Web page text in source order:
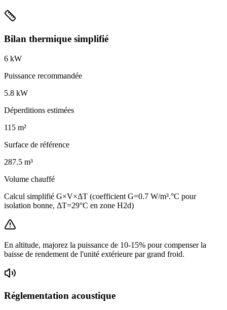
Bilan thermique simplifié
6 kW
Puissance recommandée
5.8 kW
Déperditions estimées
115 m²
Surface de référence
287.5 m³
Volume chauffé
Calcul simplifié G×V×ΔT (coefficient G=0.7 W/m³.°C pour
isolation bonne, ΔT=29°C en zone H2d)
En altitude, majorez la puissance de 10-15% pour compenser la
baisse de rendement de l'unité extérieure par grand froid.
Réglementation acoustique